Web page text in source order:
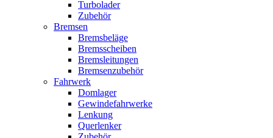
Turbolader
Zubehör
Bremsen
Bremsbeläge
Bremsscheiben
Bremsleitungen
Bremsenzubehör
Fahrwerk
Domlager
Gewindefahrwerke
Lenkung
Querlenker